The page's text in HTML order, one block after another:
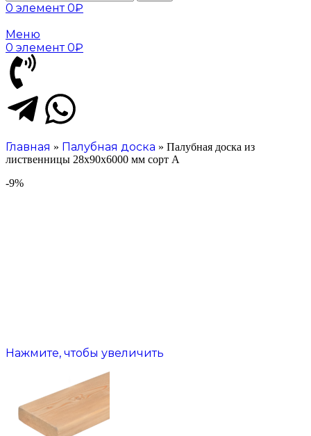
0 элемент 0₽
Меню
0 элемент 0₽
Главная » Палубная доска » Палубная доска из
лиственницы 28х90х6000 мм сорт А
-9%
Нажмите, чтобы увеличить